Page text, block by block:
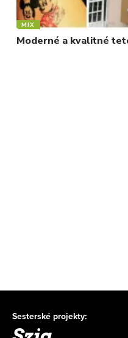
MIX
Moderné a kvalitné
Sesterské projekty: